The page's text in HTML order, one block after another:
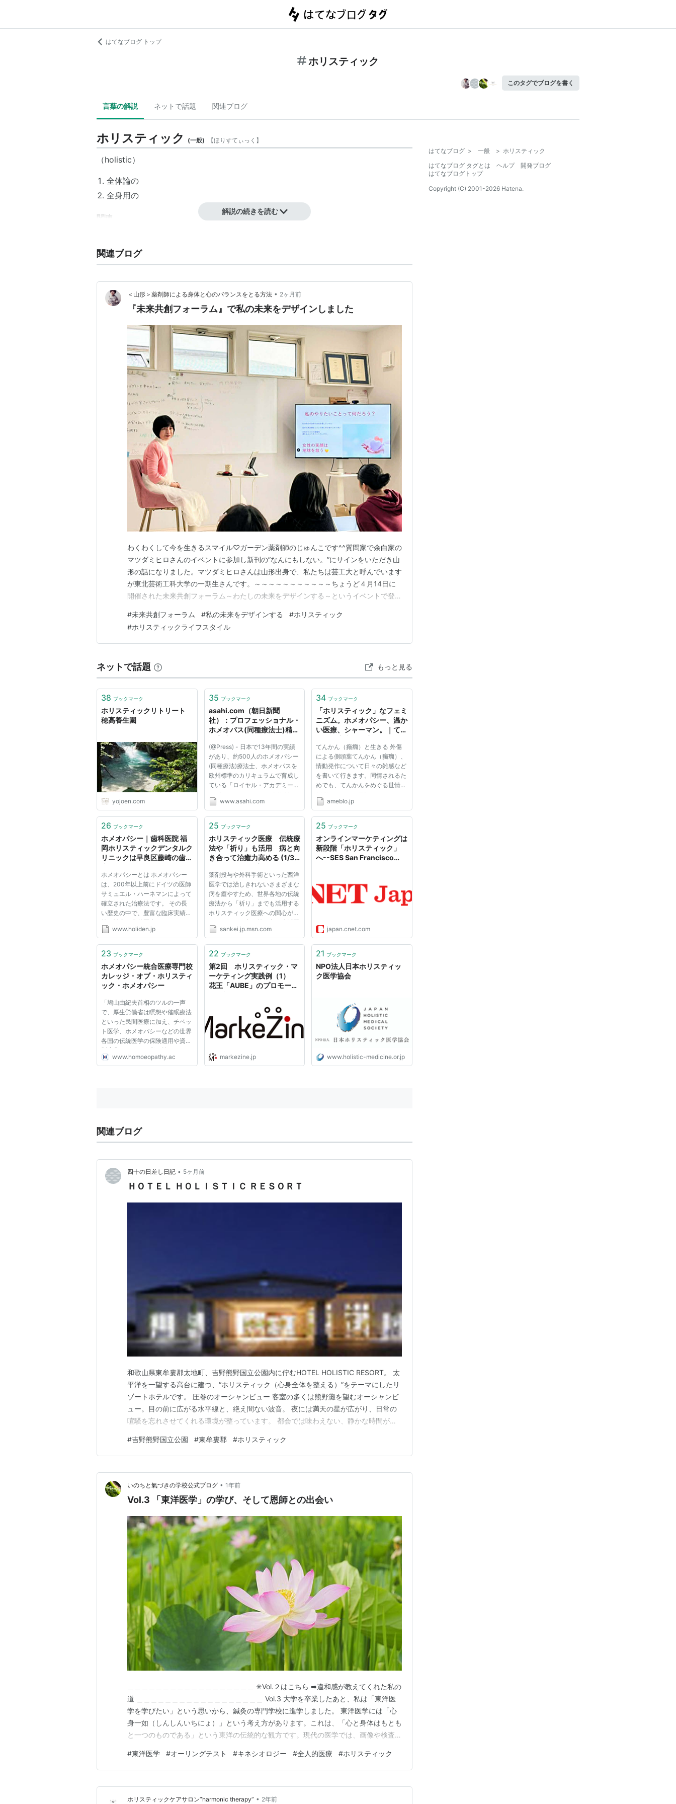
はてなブログ トップ
ホリスティック
このタグでブログを書く
言葉の解説 ネットで話題 関連ブログ
ホリスティック (一般) 【ほりすてぃっく 】
（holistic）
全体論の
全身用の
関連
解説の続きを読む
関連ブログ
＜山形＞薬剤師による身体と心のバランスをとる方法 • 2ヶ月前
『未来共創フォーラム』で私の未来をデザインしました
わくわくして今を生きるスマイル♡ガーデン薬剤師のじゅんこです^^質問家で余白家の
マツダミヒロさんのイベントに参加し新刊の”なんにもしない。”にサインをいただき山
形の話になりました。マツダミヒロさんは山形出身で、私たちは芸工大と呼んでいます
が東北芸術工科大学の一期生さんです。～～～～～～～～～～～ちょうど４月14日に
開催された未来共創フォーラム～わたしの未来をデザインする～というイベントで登壇
ホリスティックライフスタイル代表の佐藤あきなさんが芸工大の卒業生で素敵なご縁を
繋いでくださいました。 トップバッターは東北芸術工…
#未来共創フォーラム #私の未来をデザインする #ホリスティック
#ホリスティックライフスタイル
ネットで話題 もっと見る
38 ブックマーク
ホリスティックリトリート
穂高養生園
yojoen.com
35 ブックマーク
asahi.com（朝日新聞
社）：プロフェッショナル・
ホメオパス(同種療法士)精鋭
ブ・ホリスティック・ホメオ
パシー」5月東京にて開校 -
企業リリース - ビジネス・経
��
(@Press) - 日本で13年間の実績
があり、約500人のホメオパシー
(同種療法)療法士、ホメオパスを
欧州標準のカリキュラムで育成し
ている「ロイヤル・アカデミー・
オブ・ホメオパシー」(本校所在
地：英国ロンドン、学長：由井
に発展させたホメオパシー統合医
ス...
www.asahi.com
34 ブックマーク
「ホリスティック」なフェミ
ニズム。ホメオパシー、温か
い医療、シャーマン。｜てん
てんかん（癲癇）と生きる 外傷
による側頭葉てんかん（癲癇）、
情動発作について日々の雑感など
を書いて行きます。同情されるた
めでも、てんかんをめぐる世情を
糾弾するための日記でもありませ
ん。 プロフィール [ルーム｜なう
moon-3 自己紹介： 私は四十代
か...
ameblo.jp
26 ブックマーク
ホメオパシー｜歯科医院 福
岡ホリスティックデンタルク
リニックは早良区藤崎の歯医
ホメオパシーとは ホメオパシー
は、200年以上前にドイツの医師
サミュエル・ハーネマンによって
確立された治療法です。 その長
い歴史の中で、豊富な臨床実績を
持つ補完・代替医療のひとつで
す。 ヨーロッパの多くの国では
方のような位置づけになっていま
限ま...
www.holiden.jp
25 ブックマーク
ホリスティック医療 伝統療
法や「祈り」も活用 病と向
き合って治癒力高める (1/3
薬剤投与や外科手術といった西洋
医学では治しきれないさまざまな
病を癒やすため、世界各地の伝統
療法から「祈り」までも活用する
ホリスティック医療への関心が高
まっている。心の持ち方や生活習
慣、環境まで含めた全人、包括的
力」を高めるという。（八並朋
...
sankei.jp.msn.com
25 ブックマーク
オンラインマーケティングは
新段階「ホリスティック」
へ--SES San Francisco
japan.cnet.com
23 ブックマーク
ホメオパシー統合医療専門校
カレッジ・オブ・ホリスティ
ック・ホメオパシー
「鳩山由紀夫首相のツルの一声
で、厚生労働省は瞑想や催眠療法
といった民間医療に加え、チベッ
ト医学、ホメオパシーなどの世界
各国の伝統医学の保険適用や資格
制度化をマジメに考え始めた。」
「厚労省は今月5日、統合医療プ
www.homoeopathy.ac
22 ブックマーク
第2回 ホリスティック・マ
ーケティング実践例（1）
花王「AUBE」のプロモーシ
markezine.jp
21 ブックマーク
NPO法人日本ホリスティッ
ク医学協会
www.holistic-medicine.or.jp
関連ブログ
四十の日差し日記 • 5ヶ月前
ＨＯＴＥＬ ＨＯＬＩＳＴＩＣ ＲＥＳＯＲＴ
和歌山県東牟婁郡太地町、吉野熊野国立公園内に佇むHOTEL HOLISTIC RESORT。 太
平洋を一望する高台に建つ、“ホリスティック（心身全体を整える）”をテーマにしたリ
ゾートホテルです。 圧巻のオーシャンビュー 客室の多くは熊野灘を望むオーシャンビ
ュー。目の前に広がる水平線と、絶え間ない波音。 夜には満天の星が広がり、日常の
喧騒を忘れさせてくれる環境が整っています。 都会では味わえない、静かな時間が流
を望む露天風呂では、潮風を感じながら湯浴みを楽しめます。 湯に身をゆだねるひと
ときは、身体の疲れだけでなく…
#吉野熊野国立公園 #東牟婁郡 #ホリスティック
いのちと氣づきの学校公式ブログ • 1年前
Vol.3 「東洋医学」の学び、そして恩師との出会い
＿＿＿＿＿＿＿＿＿＿＿＿＿＿＿＿＿＿ ✳︎Vol.２はこちら ➡︎違和感が教えてくれた私の
道 ＿＿＿＿＿＿＿＿＿＿＿＿＿＿＿＿＿＿ Vol.3 大学を卒業したあと、私は「東洋医
学を学びたい」という思いから、鍼灸の専門学校に進学しました。 東洋医学には「心
身一如（しんしんいちにょ）」という考え方があります。これは、「心と身体はもとも
と一つのものである」という東洋の伝統的な観方です。現代の医学では、画像や検査数
な方向からのアプローチ(例えばカウンセリングなど)は、いわゆるメンタルの不調と判
断される場合に限られることがまだ…
#東洋医学 #オーリングテスト #キネシオロジー #全人的医療 #ホリスティック
ホリスティックケアサロン”harmonic therapy” • 2年前
はてなブログ > 一般 > ホリスティック
はてなブログ タグとは
ヘルプ
開発ブログ
はてなブログトップ
Copyright (C) 2001-2026 Hatena.